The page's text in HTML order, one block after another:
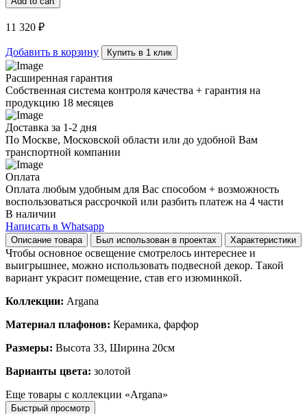
ARGANA
bird
quantity
11 320 ₽
Добавить в корзину Купить в 1 клик
Расширенная гарантия
Собственная система контроля качества + гарантия на
продукцию 18 месяцев
Доставка за 1-2 дня
По Москве, Московской области или до удобной Вам
транспортной компании
Оплата
Оплата любым удобным для Вас способом + возможность
воспользоваться рассрочкой или разбить платеж на 4 части
В наличии
Написать в Whatsapp
Описание товара Был использован в проектах Характеристики
Чтобы основное освещение смотрелось интереснее и
выигрышнее, можно использовать подвесной декор. Такой
вариант украсит помещение, став его изюминкой.
Коллекции: Argana
Материал плафонов: Керамика, фарфор
Размеры: Высота 33, Ширина 20см
Варианты цвета: золотой
Еще товары с коллекции «Argana»
Быстрый просмотр